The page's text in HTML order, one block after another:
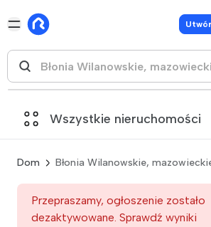
Wszystkie nieruchomości
Dom Błonia Wilanowskie,
Przepraszamy, ogłoszenie zostało
dezaktywowane. Sprawdź wyniki